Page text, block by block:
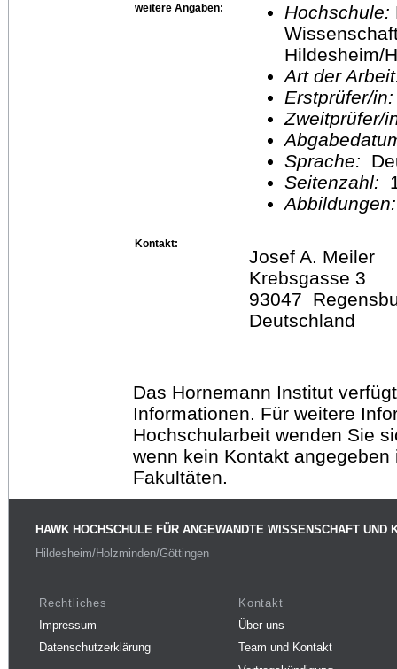
weitere Angaben: Hochschule:
Hildesheim/
Art der
Erstprüfer/
Sprache:
Seitenzahl:
Kontakt:
Josef A. Meiler
Krebsgasse 3
93047
Deutschland
Das Hornemann Institut
Informationen. Für weitere
Hochschularbeit wenden Sie
wenn kein Kontakt
Fakultäten.
HAWK HOCHSCHULE FÜR ANGEWANDTE WISSENSCHAFT UND
Hildesheim/Holzminden/Göttingen
Rechtliches
Impressum
Datenschutzerklärung
Kontakt
Über uns
Team und Kontakt